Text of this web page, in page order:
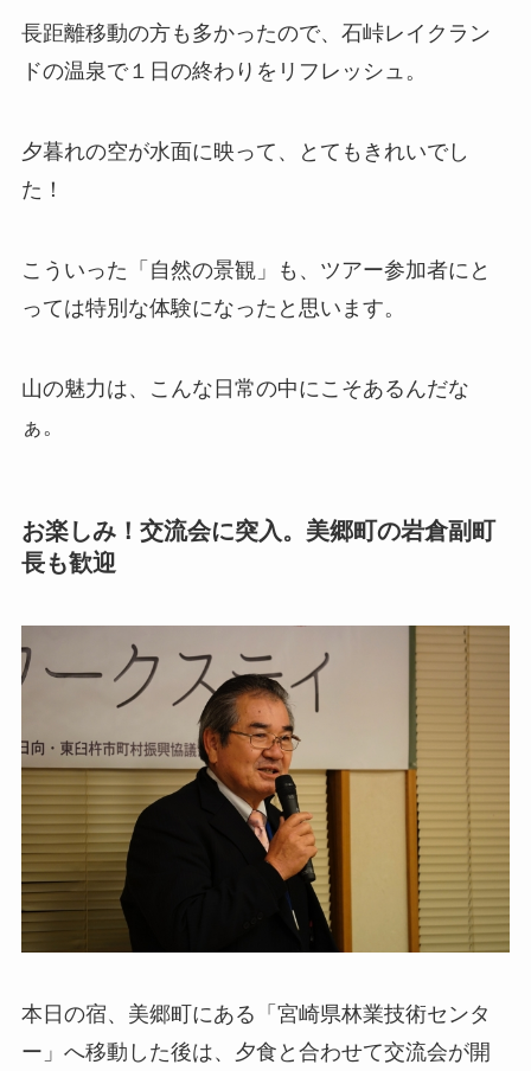
長距離移動の方も多かったので、石峠レイクラン
ドの温泉で１日の終わりをリフレッシュ。
夕暮れの空が水面に映って、とてもきれいでし
た！
こういった「自然の景観」も、ツアー参加者にと
っては特別な体験になったと思います。
山の魅力は、こんな日常の中にこそあるんだな
ぁ。
お楽しみ！交流会に突入。美郷町の岩倉副町
長も歓迎
本日の宿、美郷町にある「宮崎県林業技術センタ
ー」へ移動した後は、夕食と合わせて交流会が開